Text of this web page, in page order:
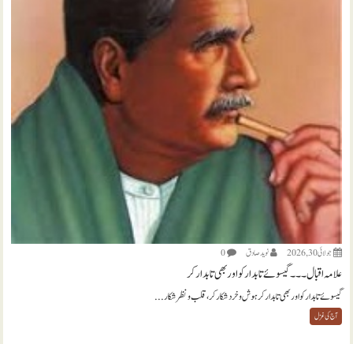
جولائی 30, 2026 نويد صادق 0
علامہ اقبال ۔۔۔ گیسوئے تابدار کو اور بھی تابدار کر
گیسوئے تابدار کو اور بھی تابدار کر ہوش و خرد شکار کر، قلب و نظر شکار...
آج کی غزل